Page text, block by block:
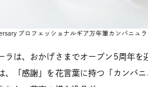
プロフェッショナルギア万年筆カンパニュラ
ラは、おかげさまでオープン5周年
、「感謝」を花言葉に持つ「カンパ